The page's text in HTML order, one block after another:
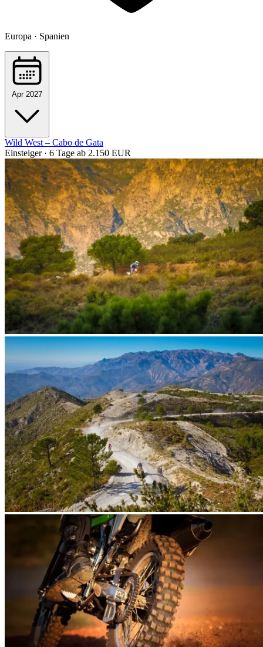
Europa · Spanien
Apr 2027
Wild West – Cabo de Gata
Einsteiger · 6 Tage ab 2.150 EUR